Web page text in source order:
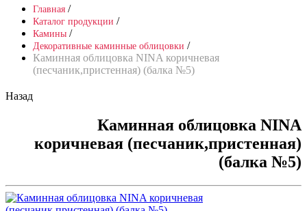
Главная /
Каталог продукции /
Камины /
Декоративные каминные облицовки /
Каминная облицовка NINA коричневая
(песчаник,пристенная) (балка №5)
Назад
Каминная облицовка NINA
коричневая (песчаник,пристенная)
(балка №5)